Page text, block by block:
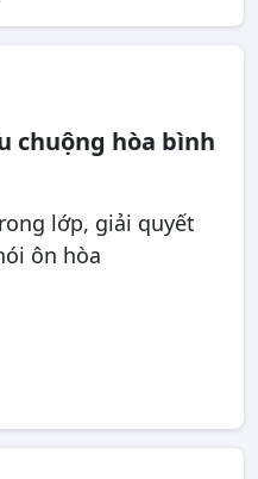
chuộng hòa bình
lớp, giải quyết
ôn hòa